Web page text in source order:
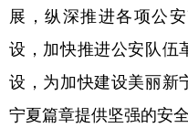
展，纵深推进各项公
设，加快推进公安队伍
设，为加快建设美丽新
宁夏篇章提供坚强的安全